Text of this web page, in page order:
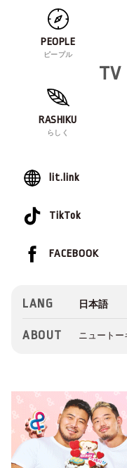
PEOPLE
ピープル
TV
RASHIKU
らしく
lit.link
TikTok
FACEBOOK
LANG
ABOUT ニュート